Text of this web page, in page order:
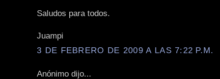
Saludos para todos.
Juampi
3 DE FEBRERO DE 2009 A LAS 7:22 P.M.
Anónimo dijo...